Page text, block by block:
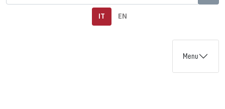
IT EN
Menu